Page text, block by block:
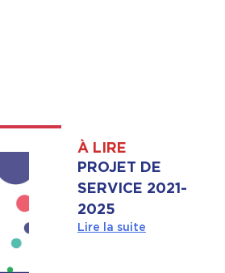
À LIRE
PROJET DE
SERVICE 2021-
2025
Lire la suite